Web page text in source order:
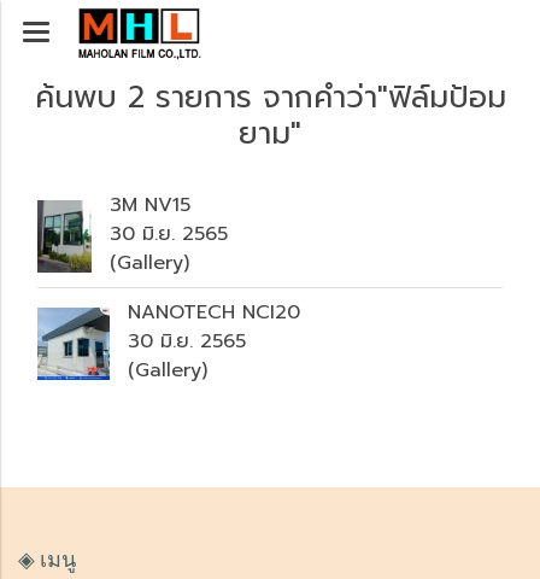
ค้นพบ 2 รายการ จากคำว่า"ฟิล์มป้อม
ยาม"
3M NV15
30 มิ.ย. 2565
(Gallery)
NANOTECH NCI20
30 มิ.ย. 2565
(Gallery)
◈ เมนู